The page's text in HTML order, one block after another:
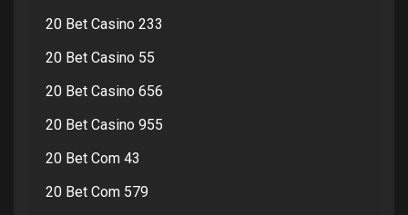
20 Bet Casino 233
20 Bet Casino 55
20 Bet Casino 656
20 Bet Casino 955
20 Bet Com 43
20 Bet Com 579